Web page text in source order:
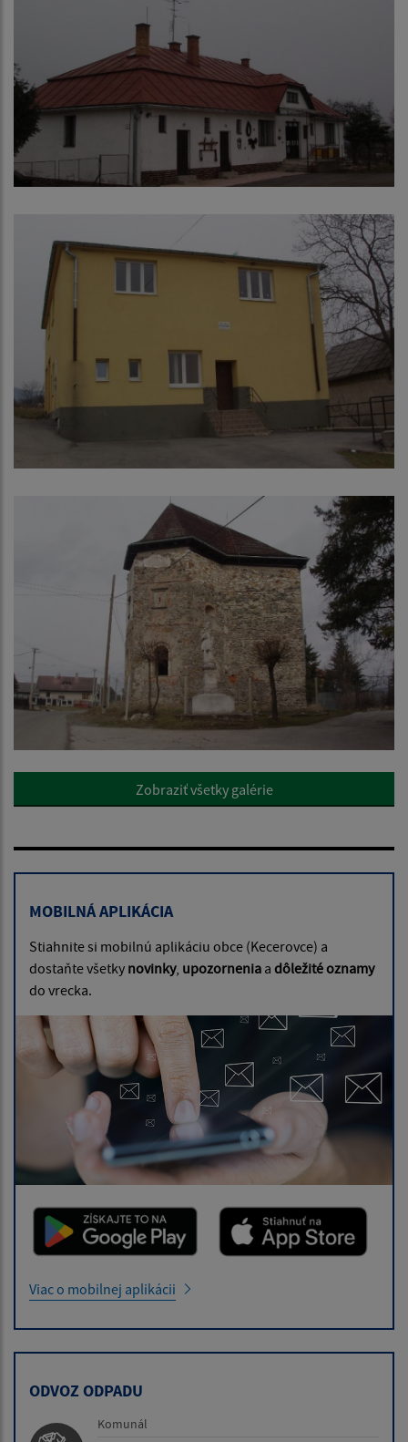
Zobraziť všetky galérie
MOBILNÁ APLIKÁCIA
Stiahnite si mobilnú aplikáciu obce (Kecerovce) a
dostaňte všetky novinky, upozornenia a dôležité oznamy
do vrecka.
Viac o mobilnej aplikácii
ODVOZ ODPADU
Komunál